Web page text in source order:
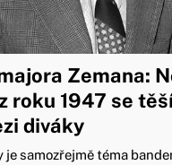
Zemana:
roku 1947 se
diváky
je samozřejmě téma